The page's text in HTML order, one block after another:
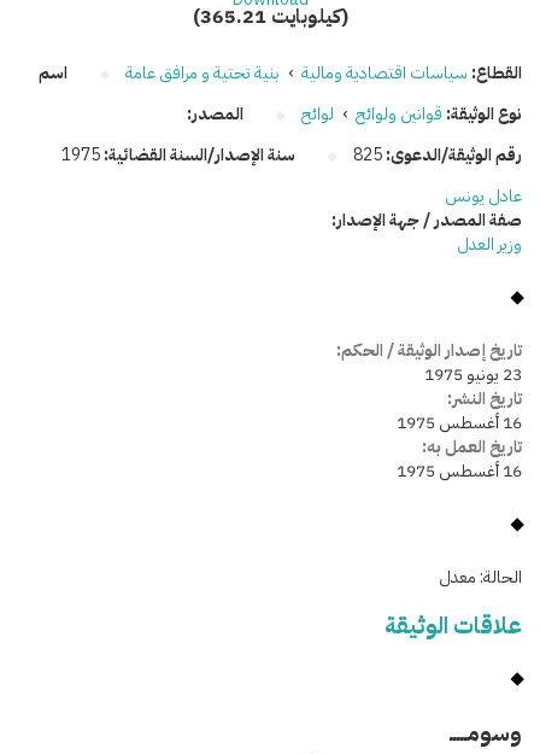
(365.21 كيلوبايت)
القطاع: سياسات اقتصادية ومالية › بنية تحتية و مرافق عامة
نوع الوثيقة: قوانين ولوائح › لوائح
رقم الوثيقة/الدعوى:825 سنة الإصدار/السنة القضائية:1975
اسم
المصدر:
عادل يونس
صفة المصدر / جهة الإصدار:
وزير العدل
تاريخ إصدار الوثيقة / الحكم:
23 يونيو 1975
تاريخ النشر:
16 أغسطس 1975
تاريخ العمل به:
16 أغسطس 1975
الحالة: معدل
علاقات الوثيقة
وسومـــــ